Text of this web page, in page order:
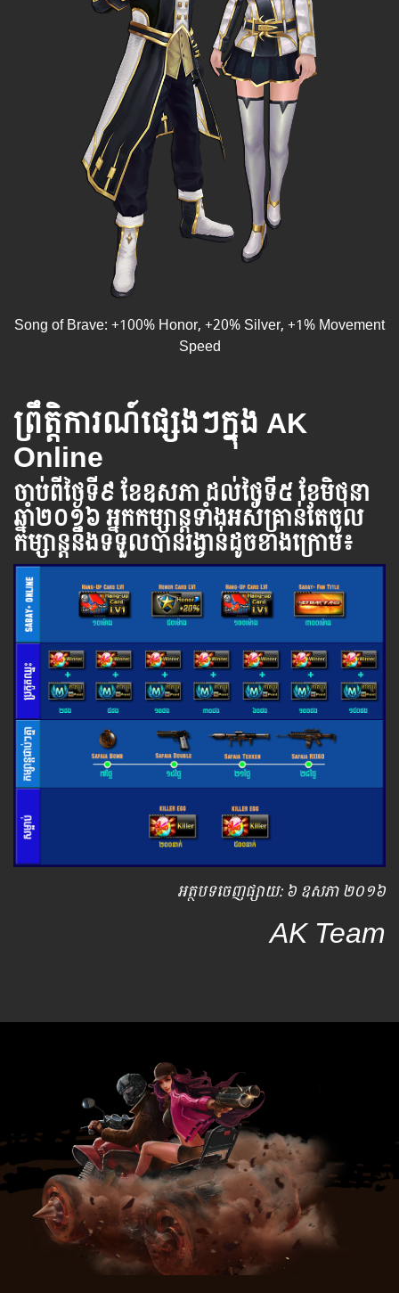
Song of Brave: +100% Honor, +20% Silver, +1% Movement
Speed
ព្រឹត្តិការណ៍ផ្សេងៗក្នុង AK
Online
ចាប់ពី​ថ្ងៃ​ទី​​៩ ខែឧសភា ដល់​ថ្ងៃ​ទី៥ ខែមិថុនា
ឆ្នាំ​២០១៦ អ្នក​កម្សាន្ដ​ទាំងអស់​គ្រាន់​តែ​ចូល​
កម្សាន្ដ​នឹង​ទទួល​បាន​រង្វាន់​ដូចខាងក្រោម​៖
អត្ថបទ​ចេញ​ផ្សាយ​: ៦ ឧសភា ២០១៦
AK Team